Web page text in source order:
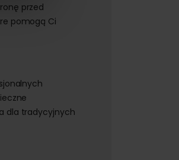
przed
pomogą Ci
dla tradycyjnych